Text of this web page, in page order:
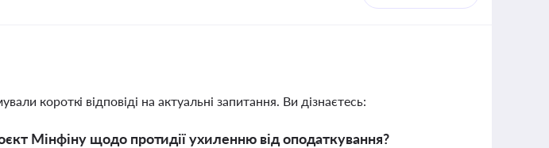
короткі відповіді на актуальні запитання. Ви дізнаєтесь:
Мінфіну щодо протидії ухиленню від оподаткування?